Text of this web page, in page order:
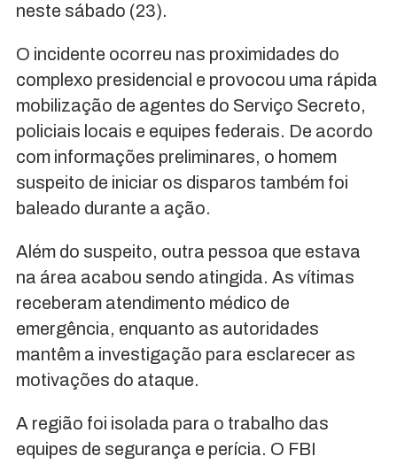
neste sábado (23).
O incidente ocorreu nas proximidades do
complexo presidencial e provocou uma rápida
mobilização de agentes do Serviço Secreto,
policiais locais e equipes federais. De acordo
com informações preliminares, o homem
suspeito de iniciar os disparos também foi
baleado durante a ação.
Além do suspeito, outra pessoa que estava
na área acabou sendo atingida. As vítimas
receberam atendimento médico de
emergência, enquanto as autoridades
mantêm a investigação para esclarecer as
motivações do ataque.
A região foi isolada para o trabalho das
equipes de segurança e perícia. O FBI